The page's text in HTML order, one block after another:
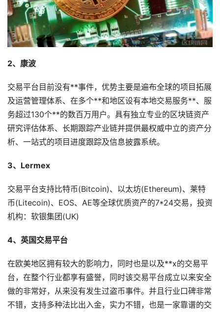
2、康波
交易平台目前没有**事件，优势主要是遍布全球的项目拓展
及运营管理体系、在多个**和地区设有本地交易服务**、服
务超过130个**的数百万用户。具有独立专业的区块链资产
研究评估体系、长期跟踪产业链并提供最权威中立的资产分
析、一站式的项目进度跟踪及信息披露系统。
3、Lermex
交易平台支持比特币(Bitcoin)、以太坊(Ethereum)、莱特
币(Litecoin)、EOS、AE等全球优质资产的7*24交易，投资
机构：软银集团(UK)
4、英国交易平台
在欧美地区拥有较大的影响力，同时也是以及**x的交易平
台，在整个行业都享有盛誉，同时该交易平台成立以来安全
做的非常好，从来没有发生过盗币事件。并且行业口碑非常
不错，支持多种法比出入金，实力不错，也是一家靠谱的交